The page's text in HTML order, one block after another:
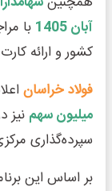
آبان 1405
با
کشور و ارائه
فولاد خراسان
میلیون سهم
سپرده‌گذاری
بر اساس این